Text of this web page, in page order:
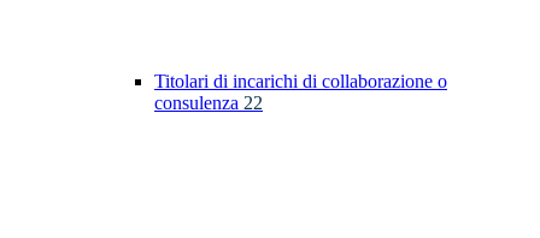
Titolari di incarichi di collaborazione o
consulenza 22